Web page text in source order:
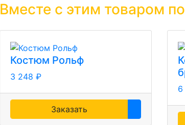
Вместе с этим товаром
Костюм Рольф
3 248 ₽
Заказать
6